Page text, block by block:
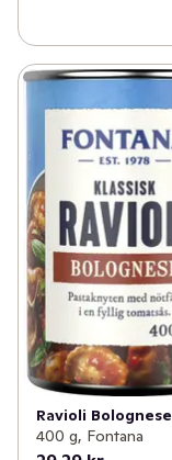
Ravioli Bolognese
400 g, Fontana